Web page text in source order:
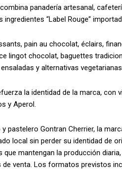
panadería artesanal,
“Label Rouge”
pain au chocolat, éclairs,
lingot chocolat, baguettes
y alternativas
la identidad de la marca, con
y Aperol.
pastelero Gontran Cherrier, la
local sin perder su identidad de
mantengan la producción
venta. Los formatos previstos